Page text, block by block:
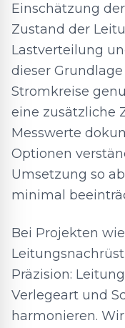
Einschätzung
Zustand der
Lastverteilung
dieser
Stromkreise
eine zusätzliche
Messwerte
Optionen
Umsetzung so
minimal
Bei Projekten
Präzision:
Verlegeart und
harmonieren.